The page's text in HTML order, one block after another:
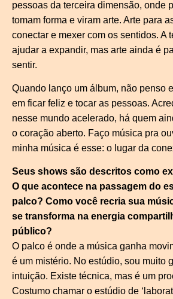
pessoas da terceira dimensão, onde
tomam forma e viram arte. Arte para
conectar e mexer com os sentidos. A
ajudar a expandir, mas arte ainda é
sentir.
Quando lanço um álbum, não penso
em ficar feliz e tocar as pessoas.
nesse mundo acelerado, há quem
o coração aberto. Faço música pra
minha música é esse: o lugar da
Seus shows são descritos como
O que acontece na passagem do
palco? Como você recria sua
se transforma na energia
público?
O palco é onde a música ganha
é um mistério. No estúdio, sou muito
intuição. Existe técnica, mas é um
Costumo chamar o estúdio de